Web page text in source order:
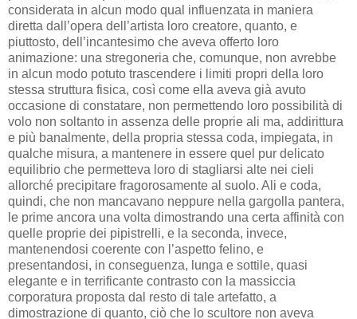
considerata in alcun modo qual influenzata in maniera
diretta dall’opera dell’artista loro creatore, quanto, e
piuttosto, dell’incantesimo che aveva offerto loro
animazione: una stregoneria che, comunque, non avrebbe
in alcun modo potuto trascendere i limiti propri della loro
stessa struttura fisica, così come ella aveva già avuto
occasione di constatare, non permettendo loro possibilità di
volo non soltanto in assenza delle proprie ali ma, addirittura
e più banalmente, della propria stessa coda, impiegata, in
qualche misura, a mantenere in essere quel pur delicato
equilibrio che permetteva loro di stagliarsi alte nei cieli
allorché precipitare fragorosamente al suolo. Ali e coda,
quindi, che non mancavano neppure nella gargolla pantera,
le prime ancora una volta dimostrando una certa affinità con
quelle proprie dei pipistrelli, e la seconda, invece,
mantenendosi coerente con l’aspetto felino, e
presentandosi, in conseguenza, lunga e sottile, quasi
elegante e in terrificante contrasto con la massiccia
corporatura proposta dal resto di tale artefatto, a
dimostrazione di quanto, ciò che lo scultore non aveva